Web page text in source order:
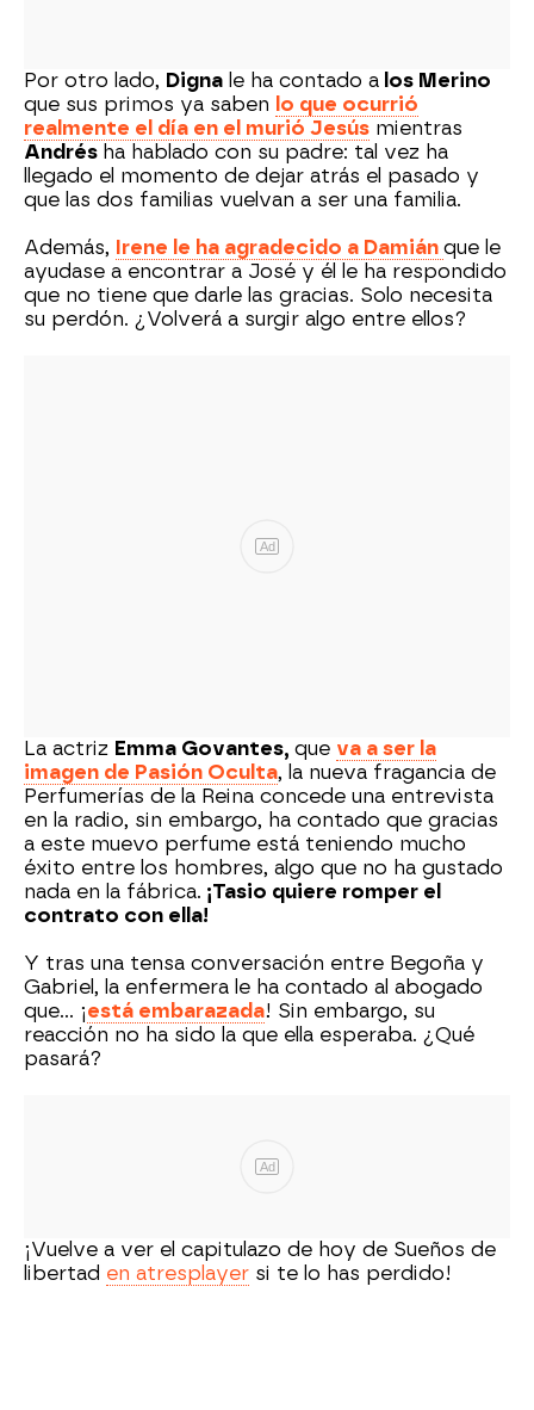
Por otro lado, Digna le ha contado a los Merino
que sus primos ya saben lo que ocurrió
realmente el día en el murió Jesús mientras
Andrés ha hablado con su padre: tal vez ha
llegado el momento de dejar atrás el pasado y
que las dos familias vuelvan a ser una familia.
Además, Irene le ha agradecido a Damián que le
ayudase a encontrar a José y él le ha respondido
que no tiene que darle las gracias. Solo necesita
su perdón. ¿Volverá a surgir algo entre ellos?
Ad
La actriz Emma Govantes, que va a ser la
imagen de Pasión Oculta, la nueva fragancia de
Perfumerías de la Reina concede una entrevista
en la radio, sin embargo, ha contado que gracias
a este muevo perfume está teniendo mucho
éxito entre los hombres, algo que no ha gustado
nada en la fábrica. ¡Tasio quiere romper el
contrato con ella!
Y tras una tensa conversación entre Begoña y
Gabriel, la enfermera le ha contado al abogado
que… ¡está embarazada! Sin embargo, su
reacción no ha sido la que ella esperaba. ¿Qué
pasará?
Ad
¡Vuelve a ver el capitulazo de hoy de Sueños de
libertad en atresplayer si te lo has perdido!